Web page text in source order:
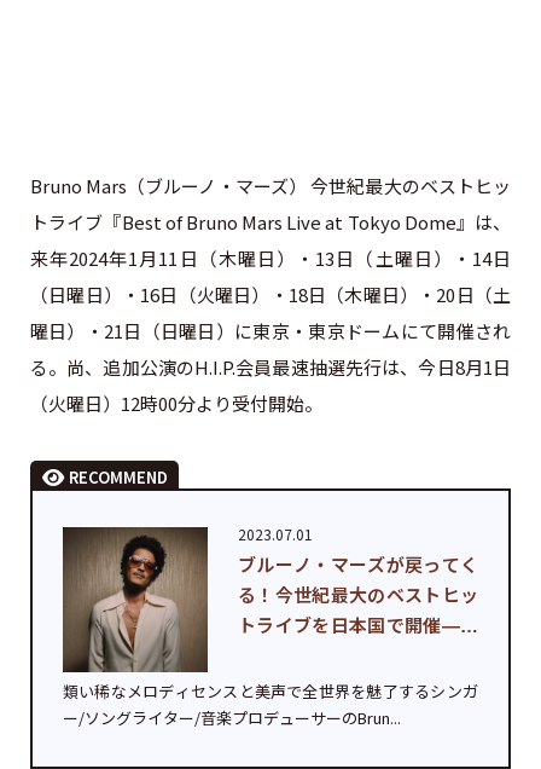
Bruno Mars（ブルーノ・マーズ） 今世紀最大のベストヒッ
トライブ『Best of Bruno Mars Live at Tokyo Dome』は、
来年2024年1月11日（木曜日）・13日（土曜日）・14日
（日曜日）・16日（火曜日）・18日（木曜日）・20日（土
曜日）・21日（日曜日）に東京・東京ドームにて開催され
る。尚、追加公演のH.I.P.会員最速抽選先行は、今日8月1日
（火曜日）12時00分より受付開始。
RECOMMEND
2023.07.01
ブルーノ・マーズが戻ってく
る！今世紀最大のベストヒッ
トライブを日本国で開催—前
類い稀なメロディセンスと美声で全世界を魅了するシンガ
ー/ソングライター/音楽プロデューサーのBrun...